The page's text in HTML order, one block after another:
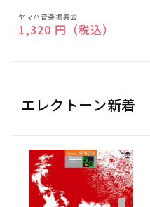
販
売
ヤマハ音楽振興会
通常価格
1,320 円（税込）
エレクトーン新着